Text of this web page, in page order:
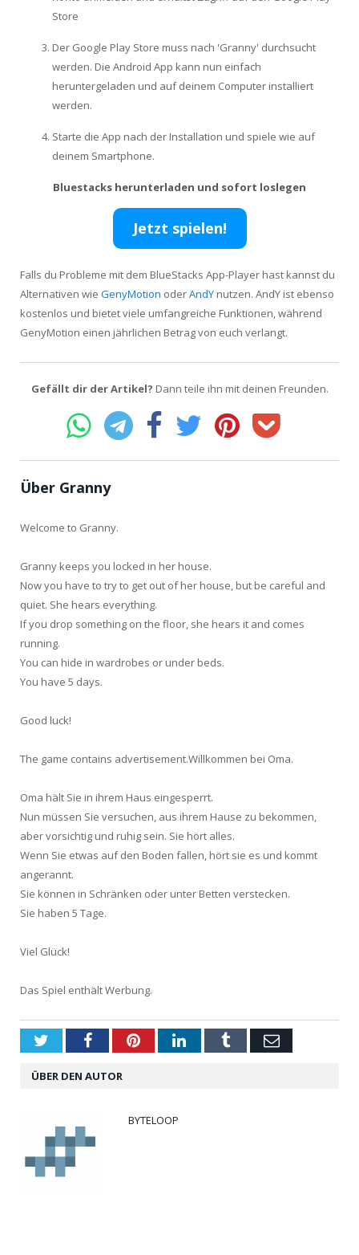
Store
Der Google Play Store muss nach 'Granny' durchsucht
werden. Die Android App kann nun einfach
heruntergeladen und auf deinem Computer installiert
werden.
Starte die App nach der Installation und spiele wie auf
deinem Smartphone.
Bluestacks herunterladen und sofort loslegen
Jetzt spielen!
Falls du Probleme mit dem BlueStacks App-Player hast kannst du
Alternativen wie GenyMotion oderAndY nutzen. AndY ist ebenso
kostenlos und bietet viele umfangreiche Funktionen, während
GenyMotion einen jährlichen Betrag von euch verlangt.
Gefällt dir der Artikel? Dann teile ihn mit deinen Freunden.
Über Granny
Welcome to Granny.
Granny keeps you locked in her house.
Now you have to try to get out of her house, but be careful and
quiet. She hears everything.
If you drop something on the floor, she hears it and comes
running.
You can hide in wardrobes or under beds.
You have 5 days.
Good luck!
The game contains advertisement.Willkommen bei Oma.
Oma hält Sie in ihrem Haus eingesperrt.
Nun müssen Sie versuchen, aus ihrem Hause zu bekommen,
aber vorsichtig und ruhig sein. Sie hört alles.
Wenn Sie etwas auf den Boden fallen, hört sie es und kommt
angerannt.
Sie können in Schränken oder unter Betten verstecken.
Sie haben 5 Tage.
Viel Glück!
Das Spiel enthält Werbung.
TwitterFacebookPinterestLinkedInTumblrEmail
ÜBER DEN AUTOR
BYTELOOP